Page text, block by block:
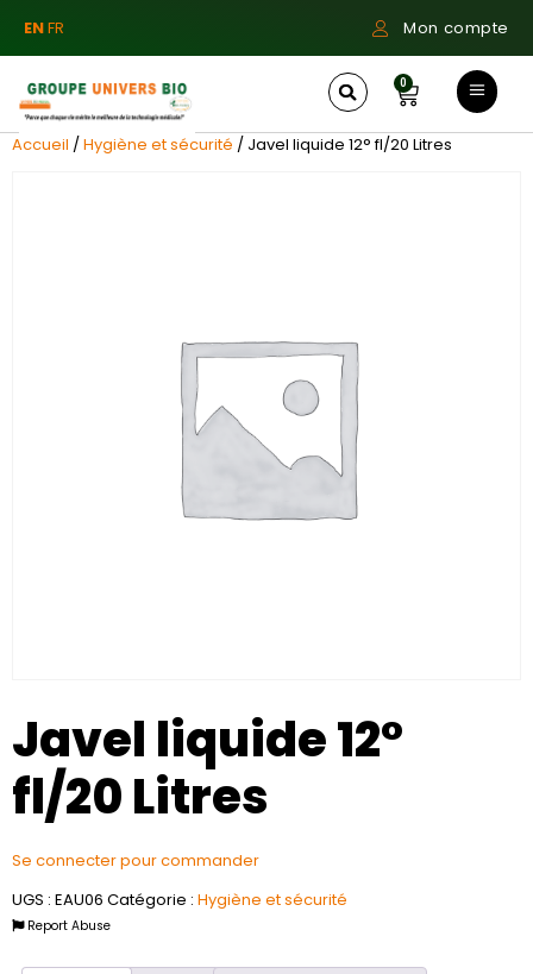
ENFR Mon compte
0
Accueil /Hygiène et sécurité / Javel liquide 12° fl/20 Litres
Javel liquide 12°
fl/20 Litres
Se connecter pour commander
UGS : EAU06 Catégorie : Hygiène et sécurité
Report Abuse